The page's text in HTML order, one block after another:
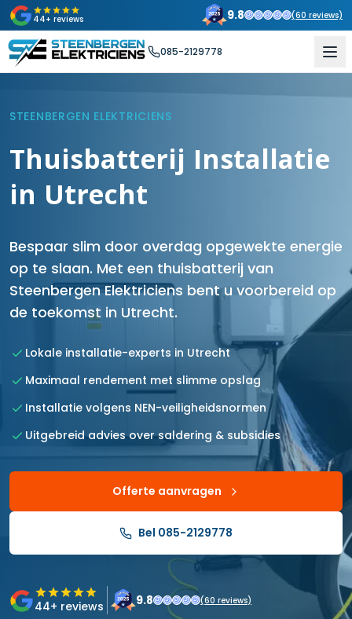
44+ reviews 9.8 (60 reviews)
085-2129778
STEENBERGEN ELEKTRICIENS
Thuisbatterij Installatie
in Utrecht
Bespaar slim door overdag opgewekte energie
op te slaan. Met een thuisbatterij van
Steenbergen Elektriciens bent u voorbereid op
de toekomst in Utrecht.
Lokale installatie-experts in Utrecht
Maximaal rendement met slimme opslag
Installatie volgens NEN-veiligheidsnormen
Uitgebreid advies over saldering & subsidies
Offerte aanvragen
Bel 085-2129778
44+ reviews 9.8 (60 reviews)